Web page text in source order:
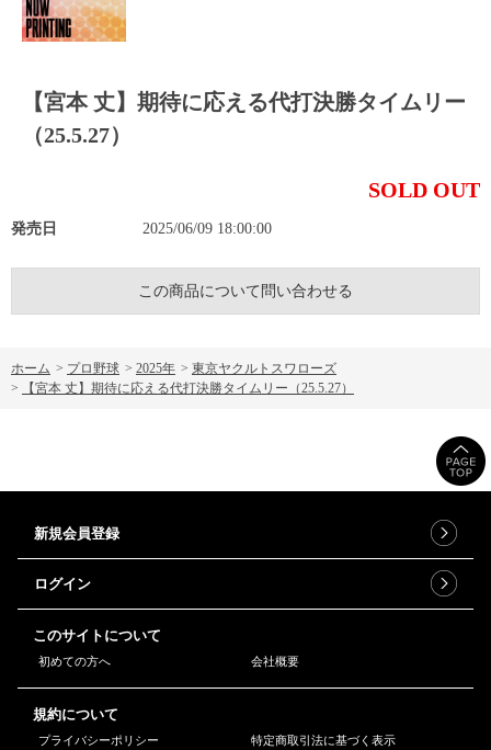
【宮本 丈】期待に応える代打決勝タイムリー
（25.5.27）
SOLD OUT
発売日 2025/06/09 18:00:00
この商品について問い合わせる
ホーム > プロ野球 > 2025年 > 東京ヤクルトスワローズ
>
【宮本 丈】期待に応える代打決勝タイムリー（25.5.27）
新規会員登録
ログイン
このサイトについて
初めての方へ 会社概要
規約について
プライバシーポリシー 特定商取引法に基づく表示